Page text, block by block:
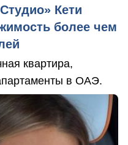
Кети
более чем
квартира,
в ОАЭ.